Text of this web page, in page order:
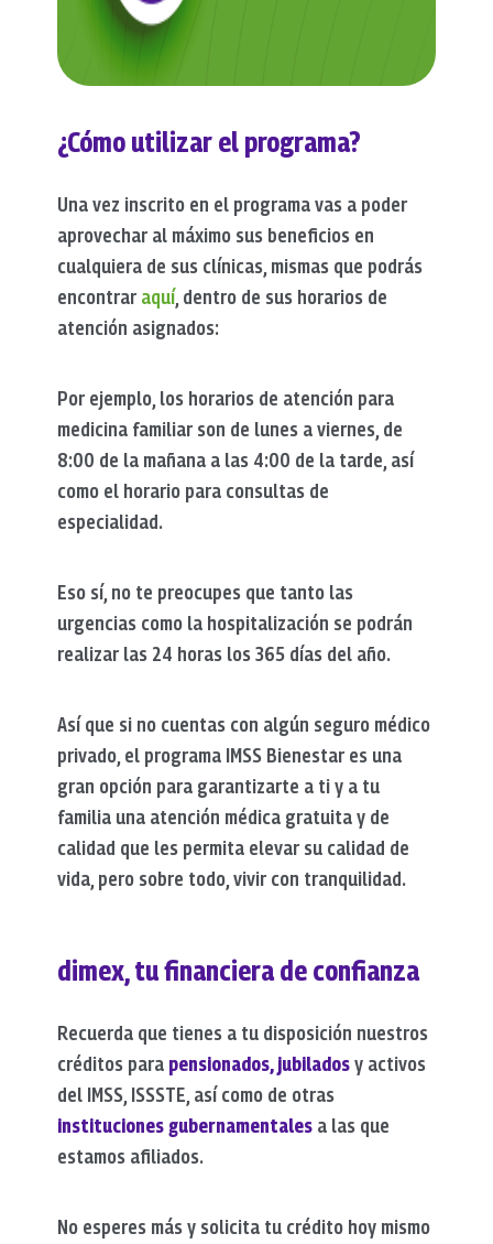
¿Cómo utilizar el programa?
Una vez inscrito en el programa vas a poder
aprovechar al máximo sus beneficios en
cualquiera de sus clínicas, mismas que podrás
encontrar aquí, dentro de sus horarios de
atención asignados:
Por ejemplo, los horarios de atención para
medicina familiar son de lunes a viernes, de
8:00 de la mañana a las 4:00 de la tarde, así
como el horario para consultas de
especialidad.
Eso sí, no te preocupes que tanto las
urgencias como la hospitalización se podrán
realizar las 24 horas los 365 días del año.
Así que si no cuentas con algún seguro médico
privado, el programa IMSS Bienestar es una
gran opción para garantizarte a ti y a tu
familia una atención médica gratuita y de
calidad que les permita elevar su calidad de
vida, pero sobre todo, vivir con tranquilidad.
dimex, tu financiera de confianza
Recuerda que tienes a tu disposición nuestros
créditos para pensionados, jubiladosy activos
del IMSS, ISSSTE, así como de otras
instituciones gubernamentalesa las que
estamos afiliados.
No esperes más y solicita tu crédito hoy mismo